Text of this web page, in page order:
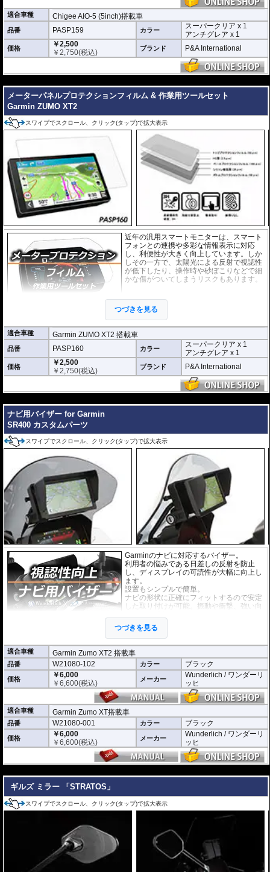
マット仕上げが施され、太
陽光などによる反射を軽減。視認性の低下
を防ぎ、画面を読み取りやすくします。も
ちろん傷に対しても有効です。
取付キット付属 :
取り付けに便利なクリー
ニングクロス、細かい埃も除去する粘着シート、気泡の混入を防ぎ、きれいに
優れもの。満足のいく取付が容易になりました。
シリコーン系粘着材を採用し、画面を痛めることがありません。フィルムを剥
がせば、元通りの状態になります。
適合車種 Chigee AIO-5 (5inch)搭載車
品番 PASP159 カラー
スーパークリア x 1
アンチグレア x 1
価格
￥2,500
￥2,750(税込) ブランド P&A International
メーターパネルプロテクションフィルム & 作業用ツールセット
Garmin ZUMO XT2
スワイプでスクロール、クリック(タップ)で拡大表示
近年の汎用スマートモニターは、スマート
フォンとの連携や多彩な情報表示に対応
し、利便性が大きく向上しています。しか
しその一方で、太陽光による反射で視認性
が低下したり、操作時や砂ぼこりなどで細
かな傷がついてしまうリスクもあります。
汚れからディスプレイを保護します。
トには２枚のフィルム(スーパークリアとア
ンチグレア)が入っており
合わせたものをご利用いただけます。
スーパークリア :
耐摩耗性が非常に高く、
透明性の高いフィルム。貼り付けてしまう
と画面になじみ、フィルムの存在がほとん
どわからなくなります。
マット仕上げが施され、太
を防ぎ、画面を読み取りやすくします。も
ニングクロス、細かい埃も除去する粘着シート、気泡の混入を防ぎ、きれいに
仕上げるスキージがセットになっています。
またこのフィルムは
多少の気泡なら数時間から２日ほどで自然に気泡が消える
優れもの。満足のいく取付が容易になりました。
シリコーン系粘着材を採用し、画面を痛めることがありません。フィルムを剥
がせば、元通りの状態になります。
つづきを見る
適合車種 Garmin ZUMO XT2 搭載車
品番 PASP160 カラー
スーパークリア x 1
アンチグレア x 1
価格
￥2,500
￥2,750(税込) ブランド P&A International
ナビ用バイザー for Garmin
SR400 カスタムパーツ
スワイプでスクロール、クリック(タップ)で拡大表示
Garminのナビに対応するバイザー。
利用者の悩みである日差しの反射を防止
し、ディスプレイの可読性が大幅に向上し
ます。
設置もシンプルで簡単。
ナビの形状に正確にフィットするので安定
した取り付けが可能。振動や衝撃、強い向
耐紫外線、高耐久。
つづきを見る
適合車種 Garmin Zumo XT2 搭載車
品番 W21080-102 カラー ブラック
価格
￥6,000
￥6,600(税込) メーカー
Wunderlich / ワンダーリ
ッヒ
適合車種 Garmin Zumo XT搭載車
品番 W21080-001 カラー ブラック
価格
￥6,000
￥6,600(税込) メーカー
Wunderlich / ワンダーリ
ッヒ
ギルズ ミラー 「STRATOS」
スワイプでスクロール、クリック(タップ)で拡大表示